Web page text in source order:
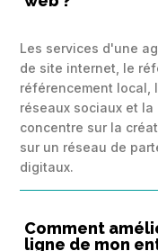
Les services d'une
de site internet, le
référencement local,
réseaux sociaux et
concentre sur la
sur un réseau de
digitaux.
Comment
ligne de mon